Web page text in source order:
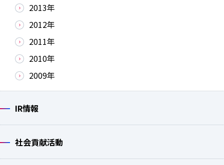
2013年
2012年
2011年
2010年
2009年
IR情報
社会貢献活動